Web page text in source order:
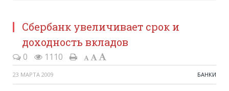
Сбербанк увеличивает срок и
доходность вкладов
0 1110
23 МАРТА 2009 БАНКИ